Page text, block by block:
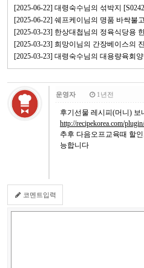
[2025-06-22] 대령숙수님의 섞박지
[2025-06-22] 쉐프케이님의 명품 바싹불
[2025-03-23] 한상대첩님의 정육식당용
[2025-03-23] 희망이님의 간장베이스의
[2025-03-23] 대령숙수님의 대용량육회
운영자 1년전
후기선물 레시피(머니) 보
http://recipekorea.com/
추후 다음오프교육때 할
능합니다
코멘트입력